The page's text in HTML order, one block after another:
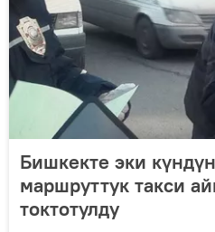
Бишкекте эки
маршруттук такси
токтотулду